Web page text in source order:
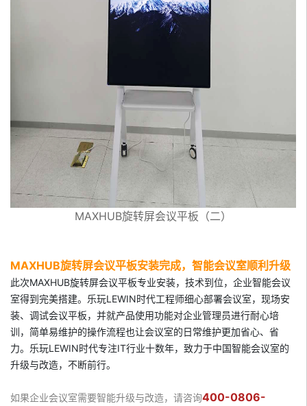
MAXHUB旋转屏会议平板（二）
MAXHUB旋转屏会议平板安装完成，智能会议室顺利升级
此次MAXHUB旋转屏会议平板专业安装，技术到位，企业智能会议
室得到完美搭建。乐玩LEWIN时代工程师细心部署会议室，现场安
装、调试会议平板，并就产品使用功能对企业管理员进行耐心培
训，简单易维护的操作流程也让会议室的日常维护更加省心、省
力。乐玩LEWIN时代专注IT行业十数年，致力于中国智能会议室的
升级与改造，不断前行。
如果企业会议室需要智能升级与改造，请咨询400-0806-